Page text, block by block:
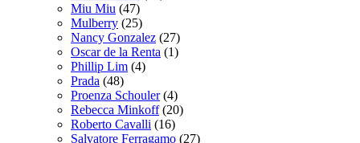
Miu Miu (47)
Mulberry (25)
Nancy Gonzalez (27)
Oscar de la Renta (1)
Phillip Lim (4)
Prada (48)
Proenza Schouler(4)
Rebecca Minkoff(20)
Roberto Cavalli (16)
Salvatore Ferragamo (27)